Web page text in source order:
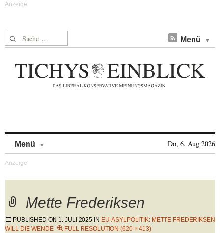
Suche nach: Menü
Menü Do, 6. Aug 2026
Mette Frederiksen
PUBLISHED ON 1. JULI 2025 IN EU-ASYLPOLITIK: METTE FREDERIKSEN
WILL DIE WENDE
FULL RESOLUTION (620 × 413)